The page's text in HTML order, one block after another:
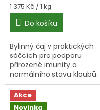
Měrná
cena:
1 375 Kč / 1 kg
Do košíku
Bylinný čaj v praktických
sáčcích pro podporu
přirozené imunity a
normálního stavu kloubů.
Obsahuje plody a květy
černého bezu, šípek a další
bylinky podle tradiční
Akce
Novinka